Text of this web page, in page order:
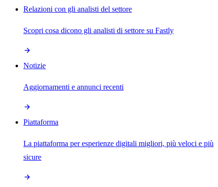
Relazioni con gli analisti del settore
Scopri cosa dicono gli analisti di settore su Fastly
Notizie
Aggiornamenti e annunci recenti
Piattaforma
La piattaforma per esperienze digitali migliori, più veloci e più
sicure